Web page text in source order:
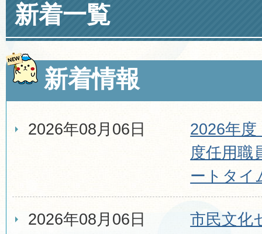
新着一覧
新着情報
2026年08月06日
2026年度
度任用職
ートタイ
2026年08月06日 市民文化